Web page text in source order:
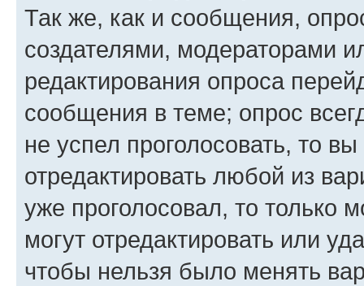
Так же, как и сообщения,
создателями, модераторами
редактирования опроса
сообщения в теме; опрос
не успел проголосовать, то
отредактировать любой из
уже проголосовал, то только
могут отредактировать или
чтобы нельзя было менять